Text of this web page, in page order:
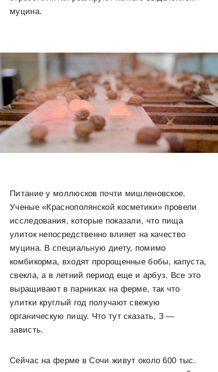
муцина.
Питание у моллюсков почти мишленовское.
Ученые «Краснополянской косметики» провели
исследования, которые показали, что пища
улиток непосредственно влияет на качество
муцина. В специальную диету, помимо
комбикорма, входят пророщенные бобы, капуста,
свекла, а в летний период еще и арбуз. Все это
выращивают в парниках на ферме, так что
улитки круглый год получают свежую
органическую пищу. Что тут сказать, З —
зависть.
Сейчас на ферме в Сочи живут около 600 тыс.